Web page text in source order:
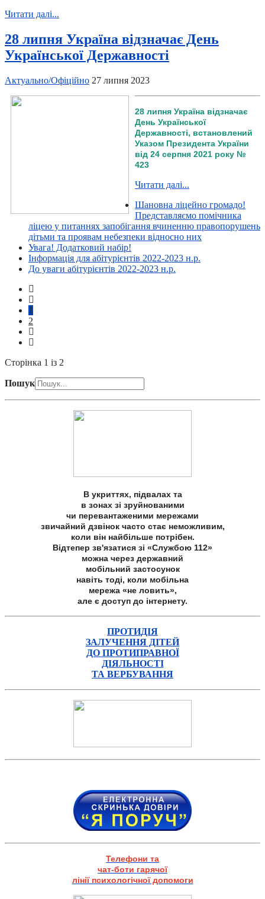
Читати далі...
28 липня Україна відзначає День
Української Державності
Актуально/Офіційно 27 липня 2023
28 липня Україна відзначає
День Української
Державності, встановлений
Указом Президента України
від 24 серпня 2021 року №
423
Читати далі...
Шановна ліцейно громадо!
Представляємо помічника
ліцею у питаннях запобігання вчиненню правопорушень
дітьми та проявам небезпеки відносно них
Увага! Додатковий набір!
Інформація для абітурієнтів 2022-2023 н.р.
До уваги абітурієнтів 2022-2023 н.р.
1
2
Сторінка 1 із 2
Пошук
В укриттях, підвалах та
в зонах зі зруйнованими
чи перевантаженими мережами
звичайний дзвінок часто стає неможливим,
коли він найбільше потрібен.
Відтепер зв'язатися зі «Службою 112»
можна через державний
мобільний застосунок
навіть тоді, коли мобільна
мережа «не ловить»,
але є доступ до інтернету.
ПРОТИДІЯ
ЗАЛУЧЕННЯ ДІТЕЙ
ДО ПРОТИПРАВНОЇ
ДІЯЛЬНОСТІ
ТА ВЕРБУВАННЯ
Телефони та
чат-боти гарячої
лінії психологічної допомоги